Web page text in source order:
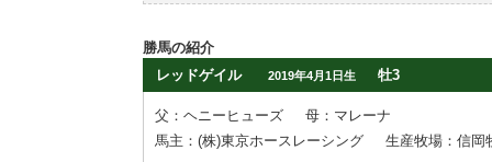
勝馬の紹介
レッドゲイル
2019年4月1日生 牡3
父：ヘニーヒューズ
母：マレーナ
馬主：(株)東京ホースレーシング
生産牧場：信岡